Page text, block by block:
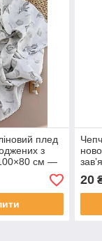
плед
з
см —
20